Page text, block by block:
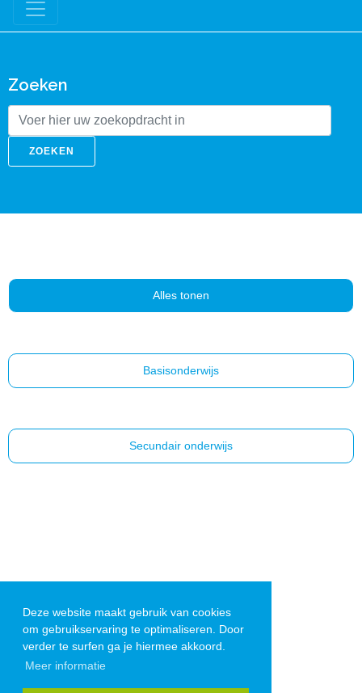
Deze website maakt gebruik van cookies
om gebruikservaring te optimaliseren. Door
verder te surfen ga je hiermee akkoord.
Meer informatie
Zoeken
ZOEKEN
Alles tonen
Basisonderwijs
Secundair onderwijs